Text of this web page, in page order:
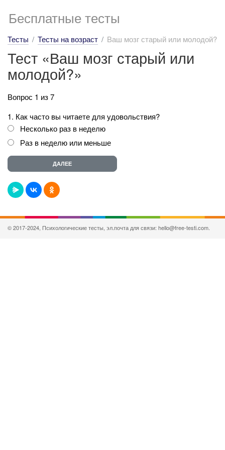
Бесплатные тесты
Тесты Тесты на возраст Ваш мозг старый или молодой?
Тест «Ваш мозг старый или
молодой?»
Вопрос 1 из 7
1. Как часто вы читаете для удовольствия?
Несколько раз в неделю
Раз в неделю или меньше
© 2017-2024, Психологические тесты, эл.почта для связи: hello@free-testi.com.